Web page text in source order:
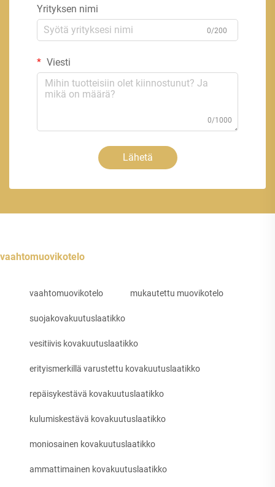
Yrityksen nimi
0/200
Viesti
0/1000
Lähetä
vaahtomuovikotelo
vaahtomuovikotelo mukautettu muovikotelo
suojakovakuutuslaatikko
vesitiivis kovakuutuslaatikko
erityismerkillä varustettu kovakuutuslaatikko
repäisykestävä kovakuutuslaatikko
kulumiskestävä kovakuutuslaatikko
moniosainen kovakuutuslaatikko
ammattimainen kovakuutuslaatikko